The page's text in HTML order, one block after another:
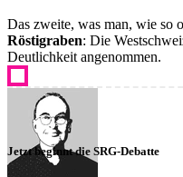
Das zweite, was man, wie so
Röstigraben: Die
Deutlichkeit angenommen.
Jetzt beginnt die SRG-Debatte